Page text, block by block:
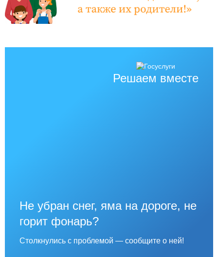
Решаем вместе
Не убран снег, яма на дороге, не
горит фонарь?
Столкнулись с проблемой — сообщите о ней!